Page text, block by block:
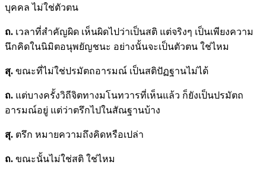
บุคคล ไม่ใช่ตัวตน
ถ. เวลาที่สำคัญผิด เห็นผิดไปว่าเป็นสติ แต่จริงๆ เป็นเพียงความ
นึกคิดในนิมิตอนุพยัญชนะ อย่างนั้นจะเป็นตัวตน ใช่ไหม
สุ. ขณะที่ไม่ใช่ปรมัตถอารมณ์ เป็นสติปัฏฐานไม่ได้
ถ. แต่บางครั้งวิถีจิตทางมโนทวารที่เห็นแล้ว ก็ยังเป็นปรมัตถ
อารมณ์อยู่ แต่ว่าตรึกไปในสัณฐานบ้าง
สุ. ตรึก หมายความถึงคิดหรือเปล่า
ถ. ขณะนั้นไม่ใช่สติ ใช่ไหม